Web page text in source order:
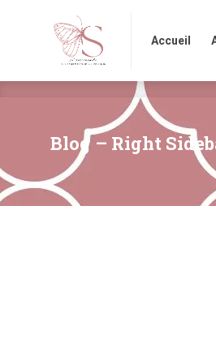
Accueil
Blog – Right